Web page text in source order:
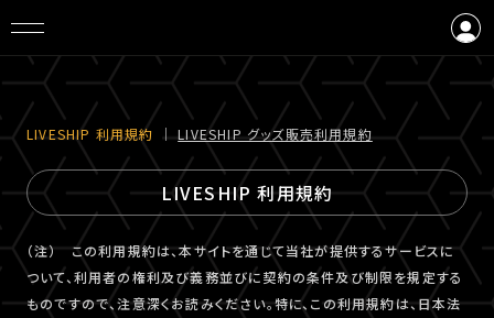
会員登録
LIVESHIP 利⽤規約 ｜LIVESHIP グッズ販売利⽤規約
LIVESHIP 利用規約
（注） この利用規約は、本サイトを通じて当社が提供するサービスに
ついて、利用者の権利及び義務並びに契約の条件及び制限を規定する
ものですので、注意深くお読みください。特に、この利用規約は、日本法